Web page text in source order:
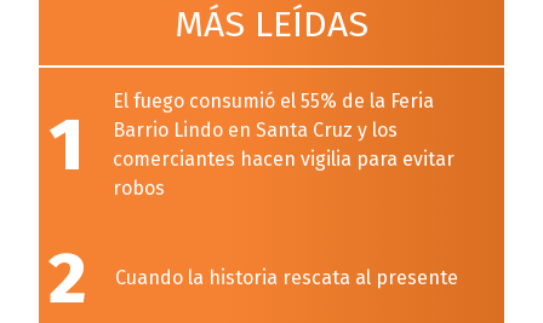
MÁS LEÍDAS
1
El fuego consumió el 55% de la Feria
Barrio Lindo en Santa Cruz y los
comerciantes hacen vigilia para evitar
robos
2 Cuando la historia rescata al presente